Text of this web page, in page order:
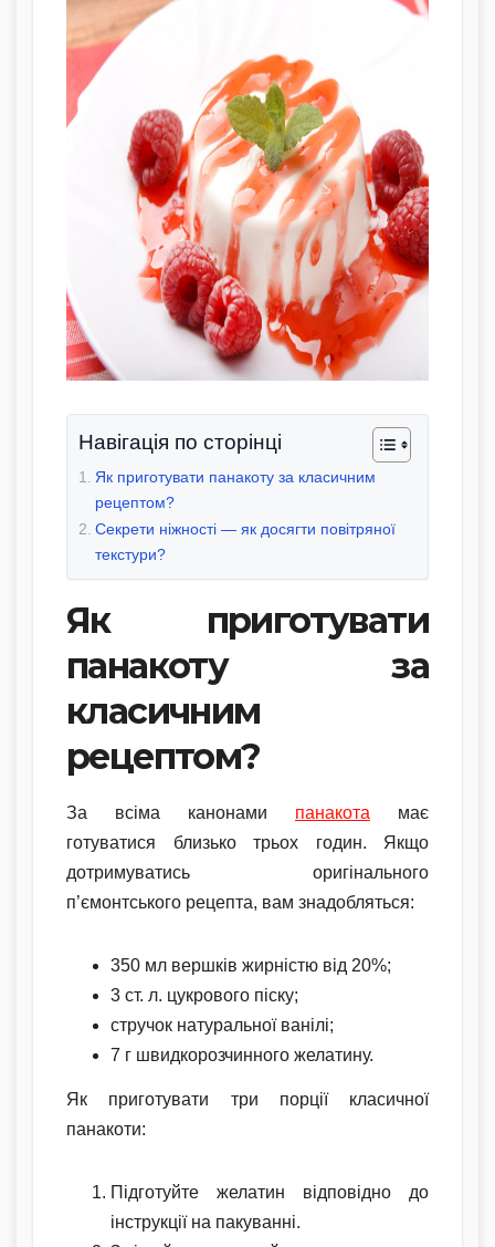
Навігація по сторінці
Як приготувати панакоту за класичним
рецептом?
Секрети ніжності — як досягти повітряної
текстури?
Як приготувати
панакоту за
класичним
рецептом?
За всіма канонами панакота має
готуватися близько трьох годин. Якщо
дотримуватись оригінального
п’ємонтського рецепта, вам знадобляться:
350 мл вершків жирністю від 20%;
3 ст. л. цукрового піску;
стручок натуральної ванілі;
7 г швидкорозчинного желатину.
Як приготувати три порції класичної
панакоти:
Підготуйте желатин відповідно до
інструкції на пакуванні.